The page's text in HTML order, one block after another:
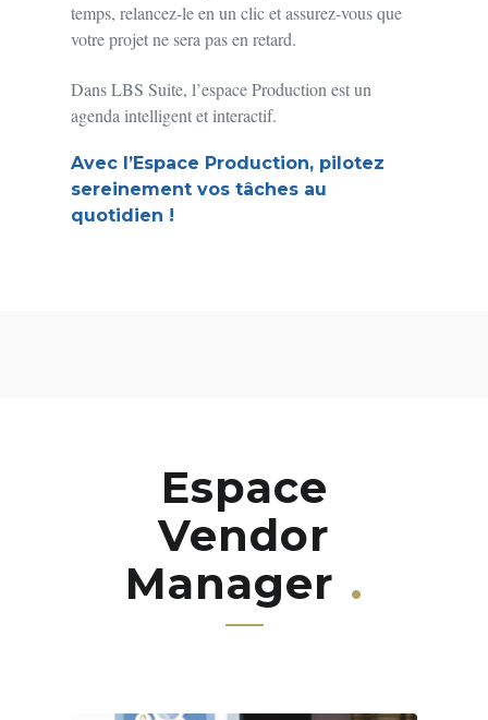
temps, relancez-le en un clic et assurez-vous que
votre projet ne sera pas en retard.
Dans LBS Suite, l’espace Production est un
agenda intelligent et interactif.
Avec l’Espace Production, pilotez
sereinement vos tâches au
quotidien !
Espace
Vendor
Manager